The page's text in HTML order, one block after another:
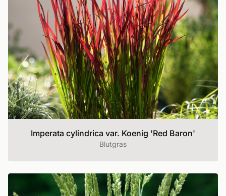
Imperata cylindrica var. Koenig 'Red Baron'
Blutgras